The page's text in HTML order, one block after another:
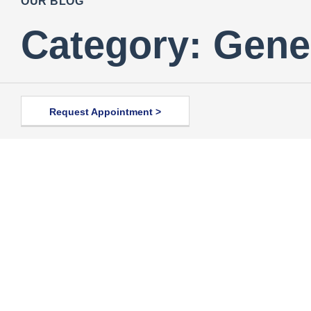
Category:
Request Appointment >